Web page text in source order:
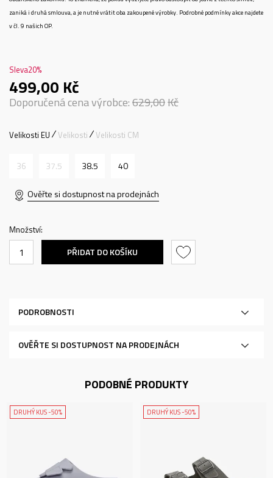
zaniká i druhá smlouva, a je nutné vrátit oba zakoupené výrobky. Podrobné podmínky akce najdete
v čl. 9 našich OP.
Sleva20%
499,00 Kč
Doporučená cena výrobce:629,00Kč
Velikosti EU Velikosti Velikosti CM
36 37.5 38.5 40
Ověřte si dostupnost na prodejnách
Množství:
PŘIDAT DO KOŠÍKU
PODROBNOSTI
OVĚŘTE SI DOSTUPNOST NA PRODEJNÁCH
PODOBNÉ PRODUKTY
DRUHÝ KUS -50% DRUHÝ KUS -50%